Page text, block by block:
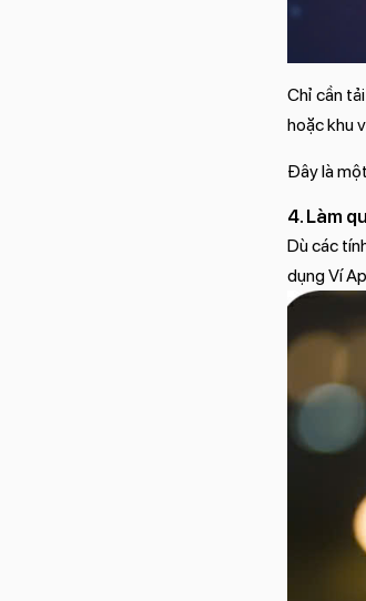
Chỉ cần
hoặc khu
Đây là
4. Làm
Dù các
dụng Ví